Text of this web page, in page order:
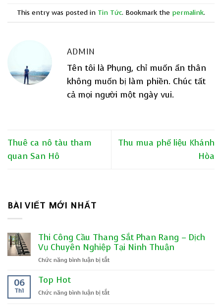
This entry was posted in Tin Tức. Bookmark the permalink.
ADMIN
Tên tôi là Phụng, chỉ muốn ẩn thân
không muốn bị làm phiền. Chúc tất
cả mọi người một ngày vui.
Thuê ca nô tàu tham
quan San Hô
Thu mua phế liệu Khánh
Hòa
BÀI VIẾT MỚI NHẤT
Thi Công Cầu Thang Sắt Phan Rang – Dịch
Vụ Chuyên Nghiệp Tại Ninh Thuận
Chức năng bình luận bị tắtở
Thang
06
Th1
Top Hot
Chức năng bình luận bị tắtở